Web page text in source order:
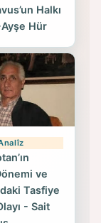
Halkı
Hür
ve
Tasfiye
- Sait